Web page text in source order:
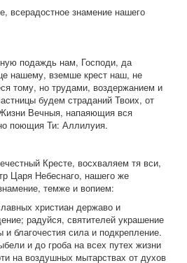
всерадостное знамение нашего
подаждь нам, Господи, да
нашему, вземше крест наш, не
тому, но трудами, воздержанием и
будем страданий Твоих, от
Вечныя, напаяющия вся
поющия Ти: Аллилуия.
Кресте, восхваляем тя вси,
Царя Небеснаго, нашего же
темже и вопием:
христиан державо и
радуйся, святителей украшение
благочестия сила и подкрепление.
и до гроба на всех путех жизни
на воздушных мытарствах от духов